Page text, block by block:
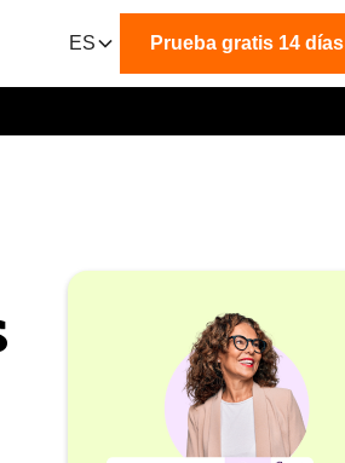
ES Prueba gratis 14 días